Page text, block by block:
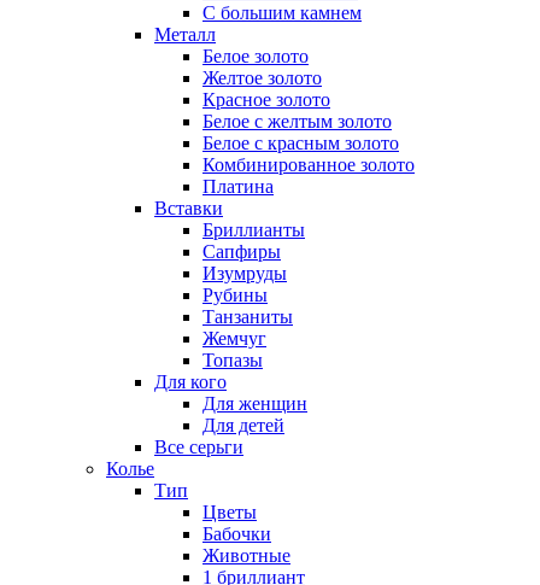
С большим камнем
Металл
Белое золото
Желтое золото
Красное золото
Белое с желтым золото
Белое с красным золото
Комбинированное золото
Платина
Вставки
Бриллианты
Сапфиры
Изумруды
Рубины
Танзаниты
Жемчуг
Топазы
Для кого
Для женщин
Для детей
Все серьги
Колье
Тип
Цветы
Бабочки
Животные
1 бриллиант